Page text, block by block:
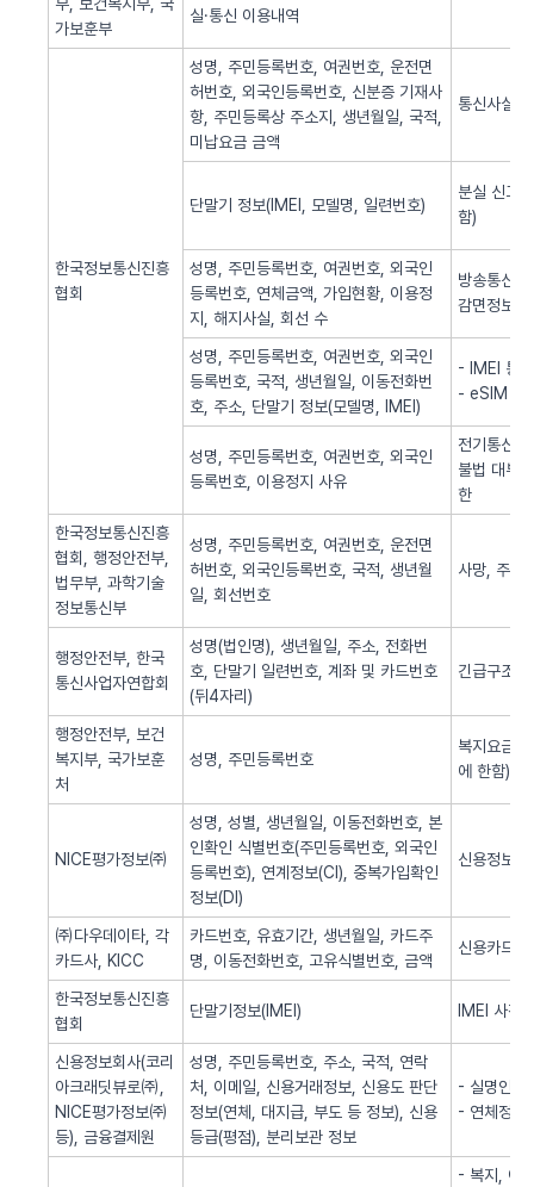
가보훈부
실·통신 이용내역
한국정보통신진흥
협회
성명, 주민등록번호, 여권번호, 운전면
허번호, 외국인등록번호, 신분증 기재사
항, 주민등록상 주소지, 생년월일, 국적,
미납요금 금액
통신사실
단말기 정보(IMEI, 모델명, 일련번호)
분실 신고
함)
성명, 주민등록번호, 여권번호, 외국인
등록번호, 연체금액, 가입현황, 이용정
지, 해지사실, 회선 수
방송통신
감면정보
성명, 주민등록번호, 여권번호, 외국인
등록번호, 국적, 생년월일, 이동전화번
호, 주소, 단말기 정보(모델명, IMEI)
- IMEI 통
- eSIM 동
성명, 주민등록번호, 여권번호, 외국인
등록번호, 이용정지 사유
전기통신
불법 대부
한
한국정보통신진흥
협회, 행정안전부,
법무부, 과학기술
정보통신부
성명, 주민등록번호, 여권번호, 운전면
허번호, 외국인등록번호, 국적, 생년월
일, 회선번호
사망, 주민
행정안전부, 한국
통신사업자연합회
성명(법인명), 생년월일, 주소, 전화번
호, 단말기 일련번호, 계좌 및 카드번호
(뒤4자리)
긴급구조(
행정안전부, 보건
복지부, 국가보훈
처
성명, 주민등록번호
복지요금
에 한함)
NICE평가정보㈜
성명, 성별, 생년월일, 이동전화번호, 본
인확인 식별번호(주민등록번호, 외국인
등록번호), 연계정보(CI), 중복가입확인
정보(DI)
신용정보
㈜다우데이타, 각
카드사, KICC
카드번호, 유효기간, 생년월일, 카드주
명, 이동전화번호, 고유식별번호, 금액
신용카드
한국정보통신진흥
협회
단말기정보(IMEI) IMEI 사전
신용정보회사(코리
아크래딧뷰로㈜,
NICE평가정보㈜
등), 금융결제원
성명, 주민등록번호, 주소, 국적, 연락
처, 이메일, 신용거래정보, 신용도 판단
정보(연체, 대지급, 부도 등 정보), 신용
등급(평점), 분리보관 정보
- 실명인증
- 연체정보
- 복지, 이